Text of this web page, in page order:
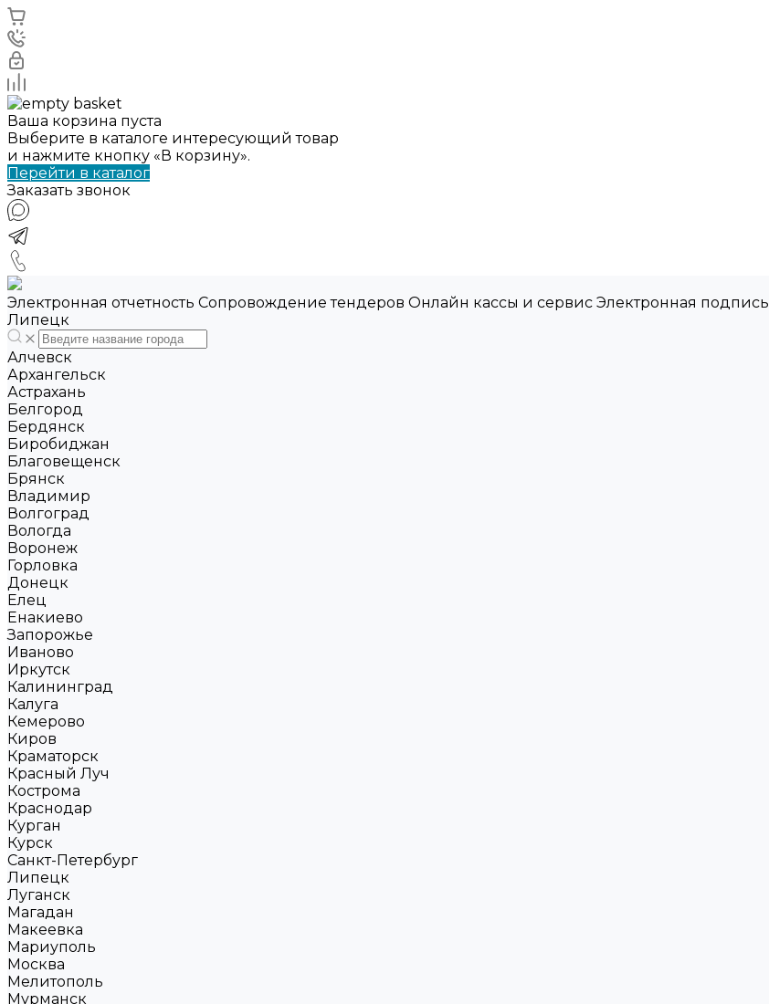
Ваша корзина пуста
Выберите в каталоге интересующий товар
и нажмите кнопку «В корзину».
Перейти в каталог
Заказать звонок
Электронная отчетность Сопровождение тендеров Онлайн кассы и сервис Электронная подпись
Липецк
Алчевск
Архангельск
Астрахань
Белгород
Бердянск
Биробиджан
Благовещенск
Брянск
Владимир
Волгоград
Вологда
Воронеж
Горловка
Донецк
Елец
Енакиево
Запорожье
Иваново
Иркутск
Калининград
Калуга
Кемерово
Киров
Краматорск
Красный Луч
Кострома
Краснодар
Курган
Курск
Санкт-Петербург
Липецк
Луганск
Магадан
Макеевка
Мариуполь
Москва
Мелитополь
Мурманск